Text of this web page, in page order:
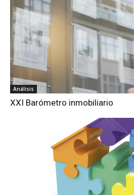
Análisis
XXI Barómetro inmobiliario